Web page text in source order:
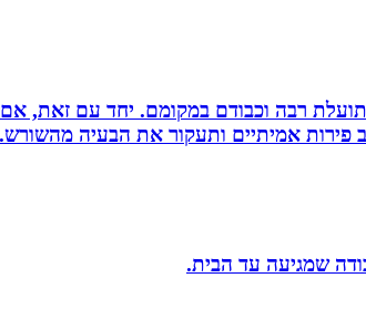
תועלת רבה וכבודם במקומם. יחד עם
פירות אמיתיים ותעקור את הבעיה מהשורש.
שמגיעה עד הבית.